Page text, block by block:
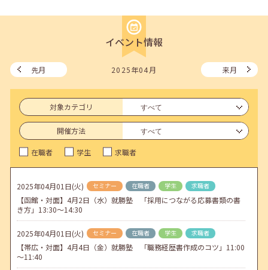
2026年06月26日(金) jobcafeからのお知らせ
7月のセミナー情報を公開いたしました。
jobcafeからのお知らせ
メールカウンセリング、就職決定報告フォーム復旧いたしました。
6月のセミナー情報を公開いたしました。
2026年05月01日(金) jobcafeからのお知らせ
連休前後（ゴールデンウィーク）のメールキャリア・アドバイス対応
についてのお知らせ
5月のセミナー情報を公開いたしました。
2026年04月02日(木)
ゴールデンウィーク期間中のご利用について
イベント情報
先月 2025年04月 来月
対象カテゴリ
開催方法
在職者 学生 求職者
2025年04月01日(火) セミナー 在職者 学生 求職者
【函館・対面】4月2日（水）就勝塾 「採用につながる応募書類の書
き方」13:30～14:30
2025年04月01日(火) セミナー 在職者 学生 求職者
【帯広・対面】4月4日（金）就勝塾 「職務経歴書作成のコツ」11:00
～11:40